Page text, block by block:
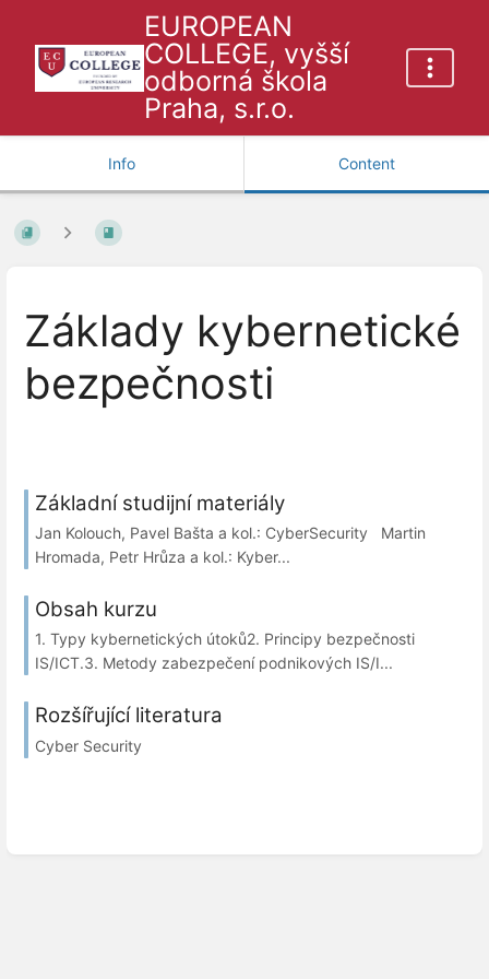
EUROPEAN
COLLEGE, vyšší
odborná škola
Praha, s.r.o.
Info Content
Základy kybernetické
bezpečnosti
Základní studijní materiály
Jan Kolouch, Pavel Bašta a kol.: CyberSecurity Martin
Hromada, Petr Hrůza a kol.: Kyber...
Obsah kurzu
1. Typy kybernetických útoků2. Principy bezpečnosti
IS/ICT.3. Metody zabezpečení podnikových IS/I...
Rozšířující literatura
Cyber Security